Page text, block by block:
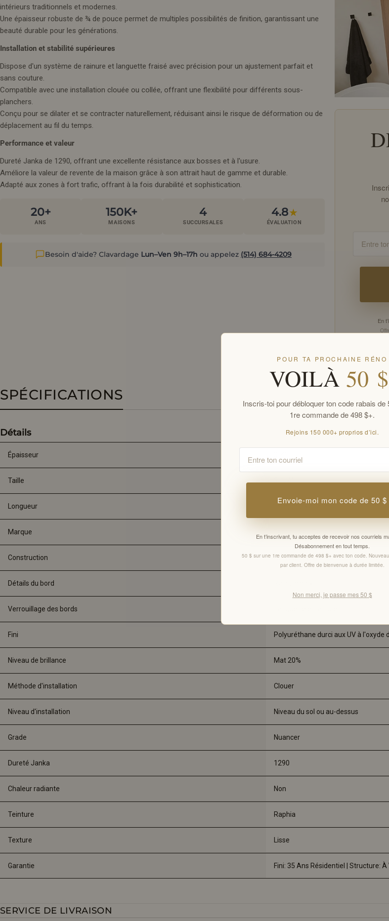
intérieurs traditionnels et modernes.
Une épaisseur robuste de ¾ de pouce permet de multiples possibilités de finition, garantissant une
beauté durable pour les générations.
Installation et stabilité supérieures
Dispose d'un système de rainure et languette fraisé avec précision pour un ajustement parfait et
sans couture.
Compatible avec une installation clouée ou collée, offrant une flexibilité pour différents sous-
planchers.
Conçu pour se dilater et se contracter naturellement, réduisant ainsi le risque de déformation ou de
déplacement au fil du temps.
Performance et valeur
Dureté Janka de 1290, offrant une excellente résistance aux bosses et à l'usure.
Améliore la valeur de revente de la maison grâce à son attrait haut de gamme et durable.
Adapté aux zones à fort trafic, offrant à la fois durabilité et sophistication.
20+
ANS
150K+
MAISONS
4
SUCCURSALES
4.8★
ÉVALUATION
Besoin d'aide? Clavardage Lun–Ven 9h–17h ou appelez (514) 684-4209
En
SPÉCIFICATIONS
Détails
Épaisseur
Taille
Longueur
Marque
Construction Bois dur massif
Détails du bord
Verrouillage des bords
Fini Polyuréthane durci aux UV à l'oxyde
Niveau de brillance Mat 20%
Méthode d'installation Clouer
Niveau d'installation Niveau du sol ou au-dessus
Grade Nuancer
Dureté Janka 1290
Chaleur radiante Non
Teinture Raphia
Texture Lisse
Garantie Fini: 35 Ans Résidentiel | Structure: À
SERVICE DE LIVRAISON
POUR TA PROCHAINE RÉNO
VOILÀ 50 $
Inscris-toi pour débloquer ton code rabais de
1re commande de 498 $+.
Rejoins 150 000+ proprios d’ici.
Email
Envoie-moi mon code de 50 $
En t’inscrivant, tu acceptes de recevoir nos courriels
Désabonnement en tout temps.
50 $ sur une 1re commande de 498 $+ avec ton code.
par client. Offre de bienvenue à durée limitée.
Non merci, je passe mes 50 $